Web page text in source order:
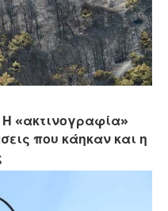
Η «ακτινογραφία»
που κάηκαν και η